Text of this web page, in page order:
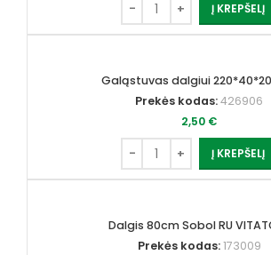
Į KREPŠELĮ
Galąstuvas dalgiui
Prekės kodas:426906
2,50 €
Į KREPŠELĮ
Dalgis 80cm Sobol RU
Prekės kodas:173009